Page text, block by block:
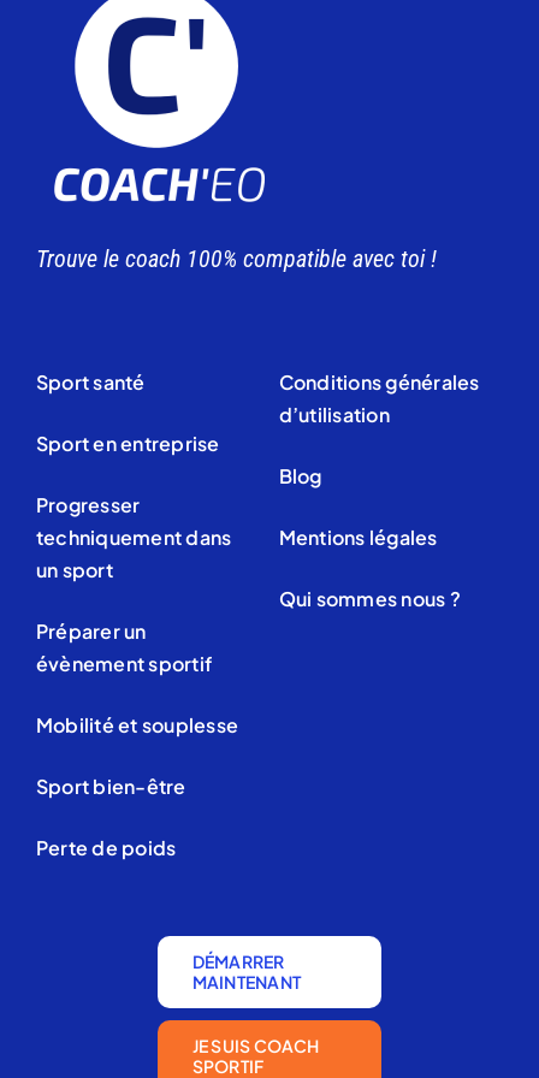
Trouve le coach 100% compatible avec toi !
Sport santé
Sport en entreprise
Progresser
techniquement dans
un sport
Préparer un
évènement sportif
Mobilité et souplesse
Sport bien-être
Perte de poids
Conditions générales
d’utilisation
Blog
Mentions légales
Qui sommes nous ?
DÉMARRER
MAINTENANT
JE SUIS COACH
SPORTIF